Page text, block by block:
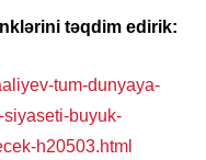
təqdim edirik:
tum-dunyaya-
buyuk-
h20503.html